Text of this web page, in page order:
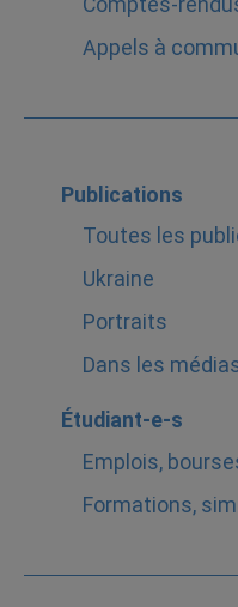
Comptes-
Appels à
Publications
Toutes les
Ukraine
Portraits
Dans les
Étudiant-e-s
Emplois,
Formations,